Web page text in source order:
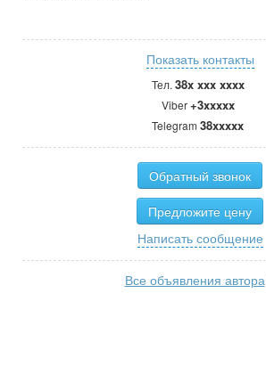
Показать контакты
Тел. 38x xxx xxxx
Viber+3xxxxx
Telegram 38xxxxx
Обратный звонок
Предложите цену
Написать сообщение
Все объявления автора